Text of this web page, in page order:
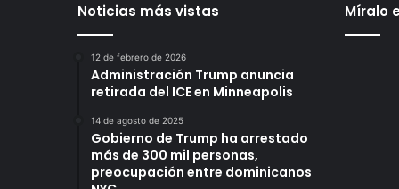
Noticias más vistas
12 de febrero de 2026
Administración Trump anuncia
retirada del ICE en Minneapolis
14 de agosto de 2025
Gobierno de Trump ha arrestado
más de 300 mil personas,
preocupación entre dominicanos
Míralo